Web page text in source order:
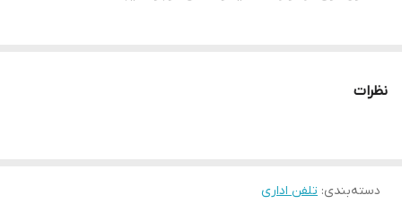
نظرات
دسته‌بندی: تلفن اداری